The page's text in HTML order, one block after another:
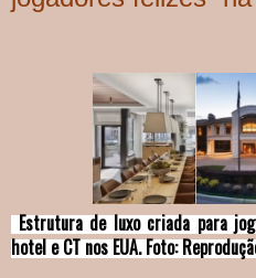
Estrutura de luxo criada para
hotel e CT nos EUA. Foto: